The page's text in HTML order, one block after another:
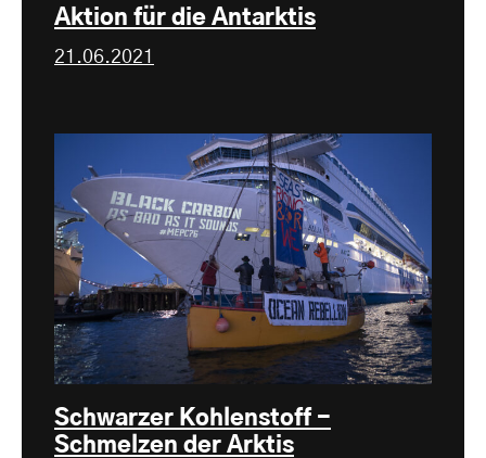
Aktion für die Antarktis
21.06.2021
Schwarzer Kohlenstoff -
Schmelzen der Arktis